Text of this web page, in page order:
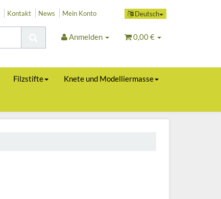
Deutsch
Kontakt News Mein Konto
Anmelden 0,00 €
Filzstifte Knete und Modelliermasse